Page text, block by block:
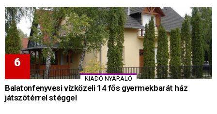
KIADÓ NYARALÓ
Balatonfenyvesi vízközeli 14 fős gyermekbarát ház
játszótérrel stéggel